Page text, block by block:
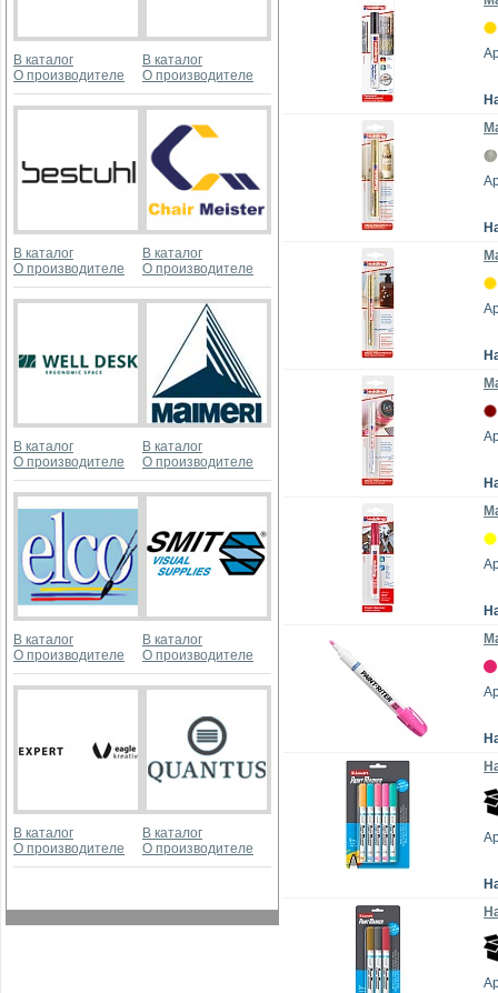
В каталог
О производителе
В каталог
О производителе
В каталог
О производителе
В каталог
О производителе
В каталог
О производителе
В каталог
О производителе
В каталог
О производителе
В каталог
О производителе
В каталог
О производителе
В каталог
О производителе